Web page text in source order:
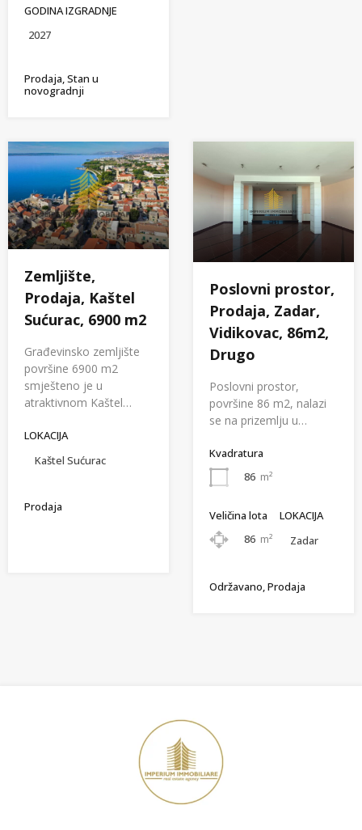
GODINA IZGRADNJE
2027
Prodaja, Stan u
novogradnji
Zemljište,
Prodaja, Kaštel
Sućurac, 6900 m2
Građevinsko zemljište
površine 6900 m2
smješteno je u
atraktivnom Kaštel…
LOKACIJA
Kaštel Sućurac
Prodaja
Poslovni prostor,
Prodaja, Zadar,
Vidikovac, 86m2,
Drugo
Poslovni prostor,
površine 86 m2, nalazi
se na prizemlju u…
Kvadratura
86 m²
Veličina lota
86 m²
LOKACIJA
Zadar
Održavano, Prodaja